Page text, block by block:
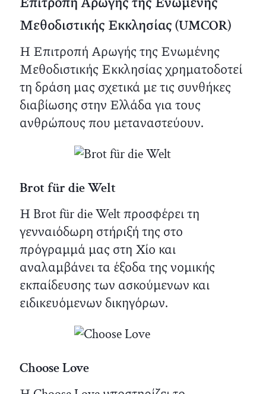
Μεθοδιστικής Εκκλησίας (UMCOR)
Η Επιτροπή Αρωγής της Ενωμένης
Μεθοδιστικής Εκκλησίας χρηματοδοτεί
τη δράση μας σχετικά με τις συνθήκες
διαβίωσης στην Ελλάδα για τους
ανθρώπους που μεταναστεύουν.
Brot für die Welt
Η Brot für die Welt προσφέρει τη
γενναιόδωρη στήριξή της στο
πρόγραμμά μας στη Χίο και
αναλαμβάνει τα έξοδα της νομικής
εκπαίδευσης των ασκούμενων και
ειδικευόμενων δικηγόρων.
Choose Love